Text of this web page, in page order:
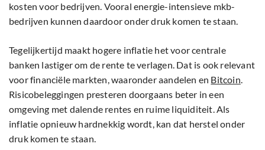
kosten voor bedrijven. Vooral energie-intensieve mkb-
bedrijven kunnen daardoor onder druk komen te staan.
Tegelijkertijd maakt hogere inflatie het voor centrale
banken lastiger om de rente te verlagen. Dat is ook relevant
voor financiële markten, waaronder aandelen en Bitcoin.
Risicobeleggingen presteren doorgaans beter in een
omgeving met dalende rentes en ruime liquiditeit. Als
inflatie opnieuw hardnekkig wordt, kan dat herstel onder
druk komen te staan.